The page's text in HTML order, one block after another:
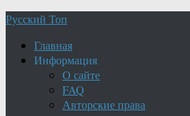
Русский Топ
Главная
Информация
О сайте
FAQ
Авторские права